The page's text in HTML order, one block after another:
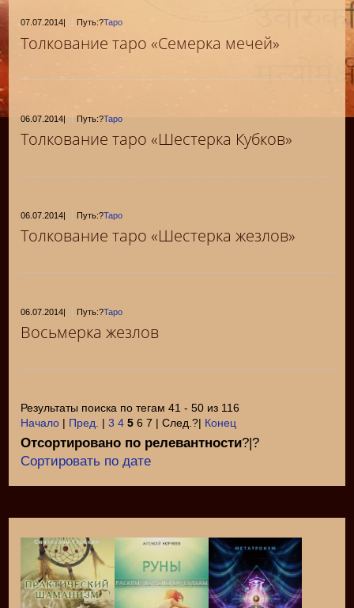
07.07.2014 Путь:?Таро
Толкование таро «Семерка мечей»
06.07.2014| Путь:?Таро
Толкование таро «Шестерка Кубков»
06.07.2014| Путь:?Таро
Толкование таро «Шестерка жезлов»
06.07.2014| Путь:?Таро
Восьмерка жезлов
Результаты поиска по тегам 41 - 50 из 116
Начало | Пред. |3 4 5 6 7 | След.?| Конец
Отсортировано по релевантности?|?
Сортировать по дате